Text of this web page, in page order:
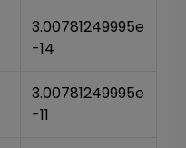
3.00781249995e
-14
3.00781249995e
-11